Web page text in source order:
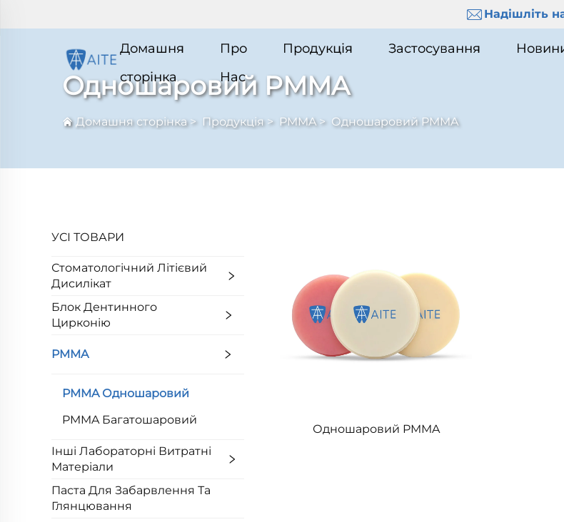
Надішліть
Домашня
сторінка
Про
Нас
Продукція Застосування
Одношаровий PMMA
Домашня сторінка> Продукція> PMMA> Одношаровий PMMA
УСІ ТОВАРИ
Стоматологічний Літієвий
Дисилікат
Блок Дентинного
Цирконію
PMMA
PMMA Одношаровий
PMMA Багатошаровий
Інші Лабораторні Витратні
Матеріали
Паста Для Забарвлення Та
Глянцювання
Одношаровий PMMA